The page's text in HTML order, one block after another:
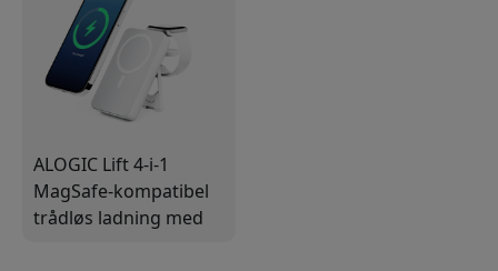
ALOGIC Lift 4-i-1
MagSafe-kompatibel
trådløs ladning med